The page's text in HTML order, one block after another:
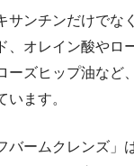
サンチンだけでな
、オレイン酸やロ
ーズヒップ油など
います。
バームクレンズ」